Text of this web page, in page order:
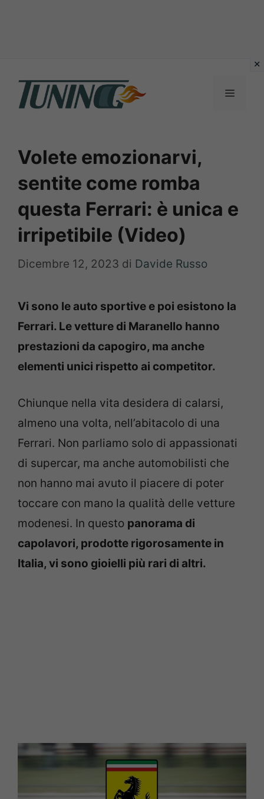
contenuto
Menu
Volete emozionarvi,
sentite come romba
questa Ferrari: è unica e
irripetibile (Video)
Dicembre 12, 2023 di Davide Russo
Vi sono le auto sportive e poi esistono la
Ferrari. Le vetture di Maranello hanno
prestazioni da capogiro, ma anche
elementi unici rispetto ai competitor.
Chiunque nella vita desidera di calarsi,
almeno una volta, nell’abitacolo di una
Ferrari. Non parliamo solo di appassionati
di supercar, ma anche automobilisti che
non hanno mai avuto il piacere di poter
toccare con mano la qualità delle vetture
modenesi. In questo panorama di
capolavori, prodotte rigorosamente in
Italia, vi sono gioielli più rari di altri.